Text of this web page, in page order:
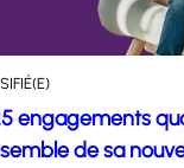
engagements
de sa